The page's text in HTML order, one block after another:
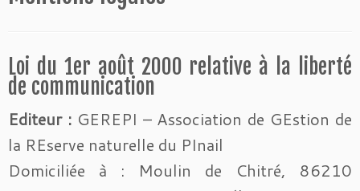
Loi du 1er août 2000 relative à la liberté
de communication
Editeur :GEREPI – Association de GEstion de
la REserve naturelle du PInail
Domiciliée à : Moulin de Chitré, 86210